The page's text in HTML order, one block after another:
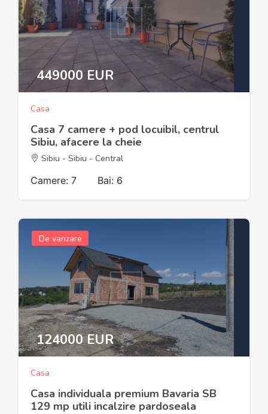
449000 EUR
Casa
Casa 7 camere + pod locuibil, centrul
Sibiu, afacere la cheie
Sibiu - Sibiu - Central
Camere: 7 Bai: 6
De vanzare
124000 EUR
Casa
Casa individuala premium Bavaria SB
129 mp utili incalzire pardoseala